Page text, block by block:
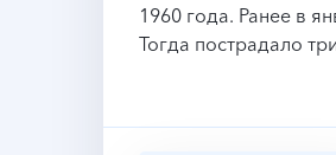
1960 года. Ранее в
Тогда пострадало